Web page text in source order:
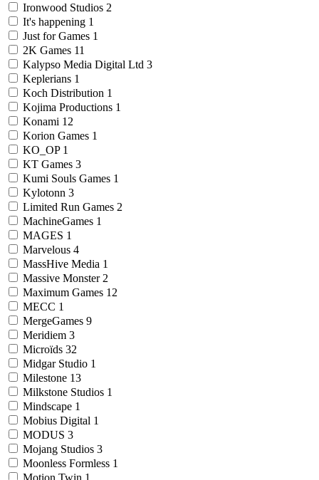
Ironwood Studios 2
It's happening 1
Just for Games 1
2K Games 11
Kalypso Media Digital Ltd 3
Keplerians 1
Koch Distribution 1
Kojima Productions 1
Konami 12
Korion Games 1
KO_OP 1
KT Games 3
Kumi Souls Games 1
Kylotonn 3
Limited Run Games 2
MachineGames 1
MAGES 1
Marvelous 4
MassHive Media 1
Massive Monster 2
Maximum Games 12
MECC 1
MergeGames 9
Meridiem 3
Microïds 32
Midgar Studio 1
Milestone 13
Milkstone Studios 1
Mindscape 1
Mobius Digital 1
MODUS 3
Mojang Studios 3
Moonless Formless 1
Motion Twin 1